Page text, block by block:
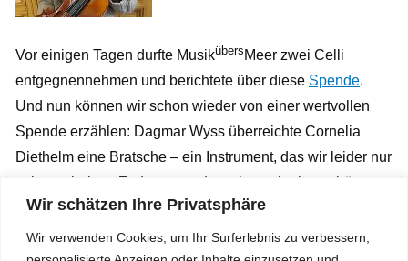
Wir schätzen Ihre Privatsphäre
Wir verwenden Cookies, um Ihr Surferlebnis zu verbessern,
Vor einigen Tagen durfte Musikübers Meer zwei Celli
entgegnennehmen und berichtete über diese Spende.
Und nun können wir schon wieder von einer wertvollen
Spende erzählen: Dagmar Wyss überreichte Cornelia
Diethelm eine Bratsche – ein Instrument, das wir leider nur
selten erhalten. Zudem spendete sie auch eine schöne
Geige und einen zusätzlichen Bratschenkoffer. Wir – und
damit auch unsere Partnerschafts-Organisationen – sind